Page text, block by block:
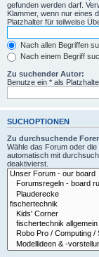
gefunden werden darf.
Klammer, wenn nur eines
Platzhalter für teilweise
Nach allen Begriffen
Nach einem Begriff
Zu suchender Autor:
Benutze ein * als
SUCHOPTIONEN
Zu durchsuchende
Wähle das Forum oder
automatisch mit
deaktivierst.